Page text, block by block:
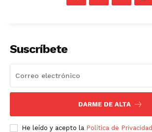
Suscríbete
DARME DE ALTA
He leído y acepto la Política de Privacidad